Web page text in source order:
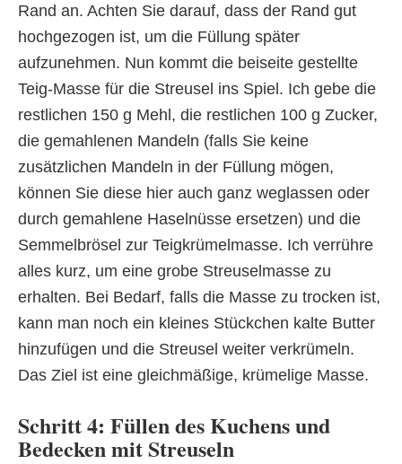
Rand an. Achten Sie darauf, dass der Rand gut
hochgezogen ist, um die Füllung später
aufzunehmen. Nun kommt die beiseite gestellte
Teig-Masse für die Streusel ins Spiel. Ich gebe die
restlichen 150 g Mehl, die restlichen 100 g Zucker,
die gemahlenen Mandeln (falls Sie keine
zusätzlichen Mandeln in der Füllung mögen,
können Sie diese hier auch ganz weglassen oder
durch gemahlene Haselnüsse ersetzen) und die
Semmelbrösel zur Teigkrümelmasse. Ich verrühre
alles kurz, um eine grobe Streuselmasse zu
erhalten. Bei Bedarf, falls die Masse zu trocken ist,
kann man noch ein kleines Stückchen kalte Butter
hinzufügen und die Streusel weiter verkrümeln.
Das Ziel ist eine gleichmäßige, krümelige Masse.
Schritt 4: Füllen des Kuchens und
Bedecken mit Streuseln